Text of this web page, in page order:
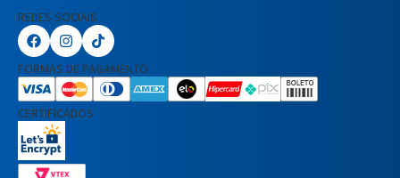
REDES SOCIAIS
FORMAS DE PAGAMENTO
CERTIFICADOS
Nome Completo